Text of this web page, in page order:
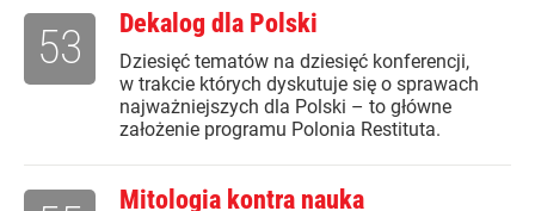
Dekalog dla Polski
Dziesięć tematów na dziesięć konferencji,
w trakcie których dyskutuje się o sprawach
najważniejszych dla Polski – to główne
założenie programu Polonia Restituta.
53
Mitologia kontra nauka